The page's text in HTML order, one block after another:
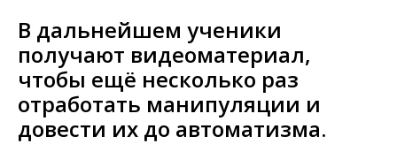
В дальнейшем ученики
получают видеоматериал,
чтобы ещё несколько раз
отработать манипуляции и
довести их до автоматизма.